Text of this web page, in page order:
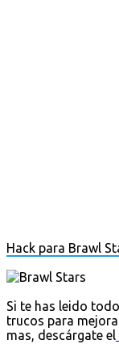
Hack para Brawl
Si te has leido
trucos para
mas, descárgate el